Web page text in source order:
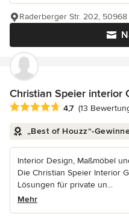
Raderberger Str. 202, 50968
Christian Speier interior
Durchschnittliche
4,7 (13
„Best of Houzz“-
Interior Design, Maßmöbel
Die Christian Speier Interior
Lösungen für private un...
Mehr